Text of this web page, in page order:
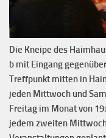
Die Kneipe des
b mit Eingang
Treffpunkt mitten in
jeden Mittwoch und
Freitag im Monat von
jedem zweiten